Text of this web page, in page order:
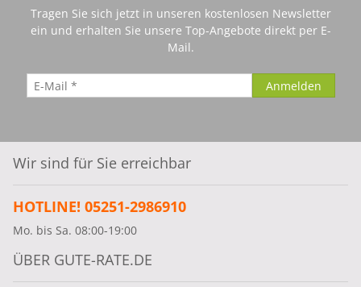
Tragen Sie sich jetzt in unseren kostenlosen Newsletter
ein und erhalten Sie unsere Top-Angebote direkt per E-
Mail.
Wir sind für Sie erreichbar
HOTLINE! 05251-2986910
Mo. bis Sa. 08:00-19:00
ÜBER GUTE-RATE.DE